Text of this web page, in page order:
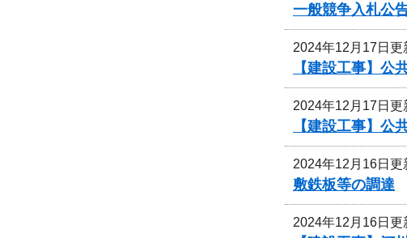
一般競争入札公
2024年12月17日更
【建設工事】
2024年12月17日更
【建設工事】
2024年12月16日更
敷鉄板等の調達
2024年12月16日更